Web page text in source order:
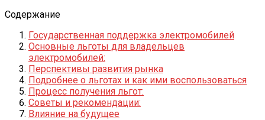
Содержание
Государственная поддержка электромобилей
Основные льготы для владельцев
электромобилей:
Перспективы развития рынка
Подробнее о льготах и как ими воспользоваться
Процесс получения льгот:
Советы и рекомендации:
Влияние на будущее